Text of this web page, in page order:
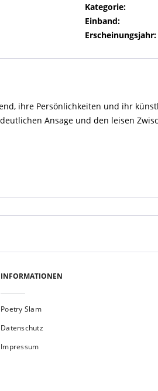
Kategorie:
Einband:
Erscheinungsjahr:
ihre Persönlichkeiten und ihr
Ansage und den leisen
INFORMATIONEN
Poetry Slam
Datenschutz
Impressum